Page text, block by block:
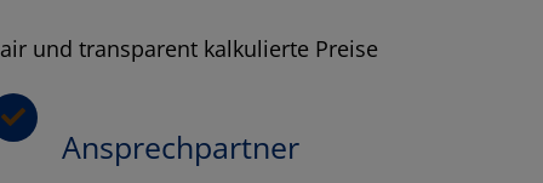
und transparent kalkulierte Preise
Ansprechpartner